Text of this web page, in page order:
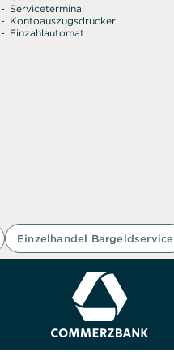
Serviceterminal
Kontoauszugsdrucker
Einzahlautomat
Einzelhandel Bargeldservice